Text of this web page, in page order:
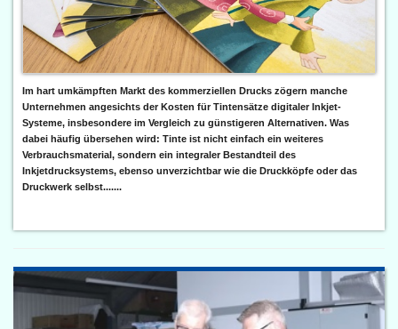
Im hart umkämpften Markt des kommerziellen Drucks zögern manche
Unternehmen angesichts der Kosten für Tintensätze digitaler Inkjet-
Systeme, insbesondere im Vergleich zu günstigeren Alternativen. Was
dabei häufig übersehen wird: Tinte ist nicht einfach ein weiteres
Verbrauchsmaterial, sondern ein integraler Bestandteil des
Inkjetdrucksystems, ebenso unverzichtbar wie die Druckköpfe oder das
Druckwerk selbst.......